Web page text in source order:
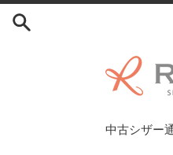
コ
中古シザー